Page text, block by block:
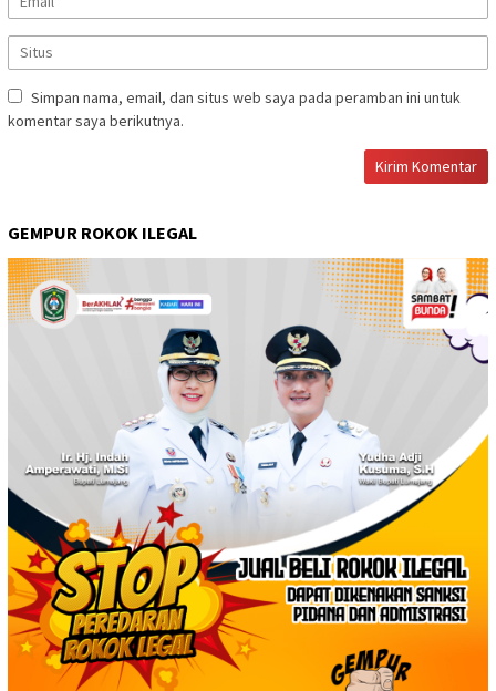
Simpan nama, email, dan situs web saya pada peramban ini untuk
komentar saya berikutnya.
GEMPUR ROKOK ILEGAL